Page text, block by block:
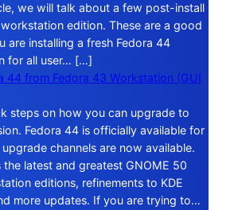
we will talk about a few post-install
edition. These are a good
are installing a fresh Fedora 44
for all user… […]
44 from Fedora 43 Workstation (GUI
steps on how you can upgrade to
Fedora 44 is officially available for
channels are now available.
the latest and greatest GNOME 50
editions, refinements to KDE
more updates. If you are trying to…